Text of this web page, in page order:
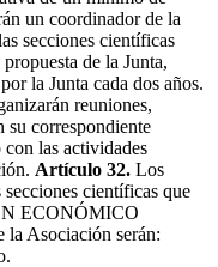
un coordinador de la
secciones científicas
de la Junta,
la Junta cada dos años.
reuniones,
su correspondiente
las actividades
Artículo 32. Los
científicas que
ECONÓMICO
la Asociación serán: